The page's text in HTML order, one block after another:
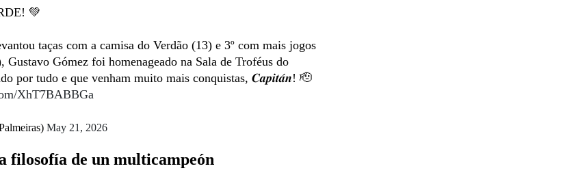
💚
taças com a camisa do Verdão (13) e 3º com mais jogos
Gustavo Gómez foi homenageado na Sala de Troféus do
por tudo e que venham muito mais conquistas, 𝑪𝒂𝒑𝒊𝒕𝒂́𝒏! 🫡
XhT7BABBGa
May 21, 2026
filosofía de un multicampeón